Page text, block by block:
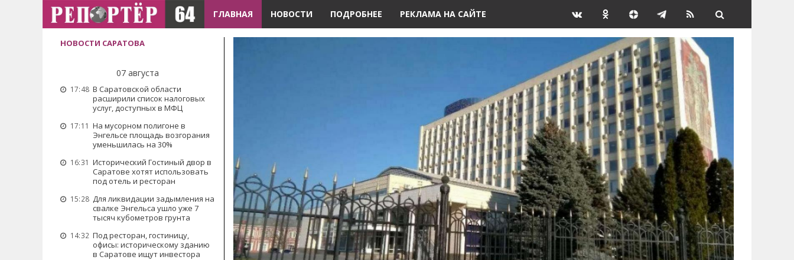
ГЛАВНАЯ НОВОСТИ ПОДРОБНЕЕ РЕКЛАМА НА САЙТЕ
НОВОСТИ САРАТОВА
07 августа
17:48 В Саратовской области
расширили список налоговых
услуг, доступных в МФЦ
17:11 На мусорном полигоне в
Энгельсе площадь возгорания
уменьшилась на 30%
16:31 Исторический Гостиный двор в
Саратове хотят использовать
под отель и ресторан
15:28 Для ликвидации задымления на
свалке Энгельса ушло уже 7
тысяч кубометров грунта
14:32 Под ресторан, гостиницу,
офисы: историческому зданию
в Саратове ищут инвестора